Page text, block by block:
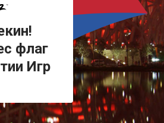
трек
флаг
Игр